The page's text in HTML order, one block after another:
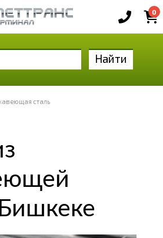
0
Найти
сталь